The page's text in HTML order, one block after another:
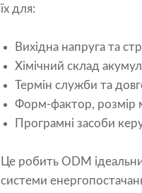
їх для:
Вихідна напруга та
Хімічний склад
Термін служби та
Форм-фактор, розмір
Програмні засоби
Це робить ODM
системи